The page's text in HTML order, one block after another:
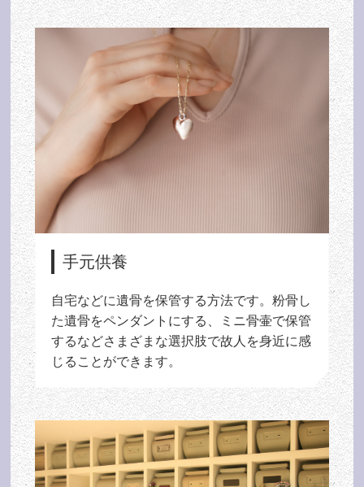
手元供養
自宅などに遺骨を保管する方法です。粉骨し
た遺骨をペンダントにする、ミニ骨壷で保管
するなどさまざまな選択肢で故人を身近に感
じることができます。